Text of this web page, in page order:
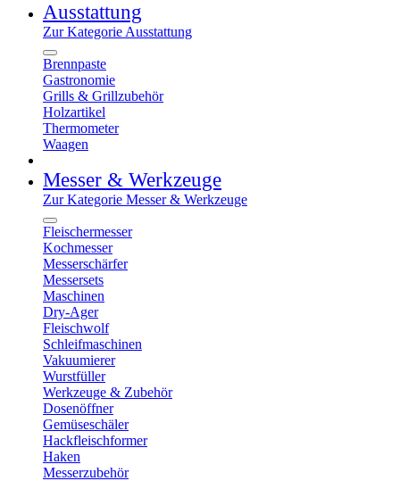
Ausstattung
Zur Kategorie Ausstattung
Brennpaste
Gastronomie
Grills & Grillzubehör
Holzartikel
Thermometer
Waagen
Messer & Werkzeuge
Zur Kategorie Messer & Werkzeuge
Fleischermesser
Kochmesser
Messerschärfer
Messersets
Maschinen
Dry-Ager
Fleischwolf
Schleifmaschinen
Vakuumierer
Wurstfüller
Werkzeuge & Zubehör
Dosenöffner
Gemüseschäler
Hackfleischformer
Haken
Messerzubehör